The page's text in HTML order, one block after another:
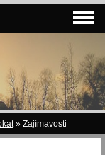
» Zajímavosti